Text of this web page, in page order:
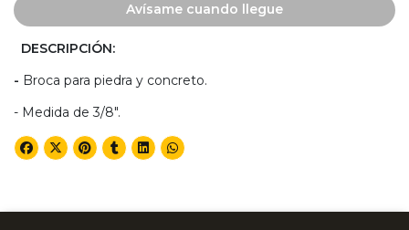
Avísame cuando llegue
DESCRIPCIÓN:
- Broca para piedra y concreto.
- Medida de 3/8".